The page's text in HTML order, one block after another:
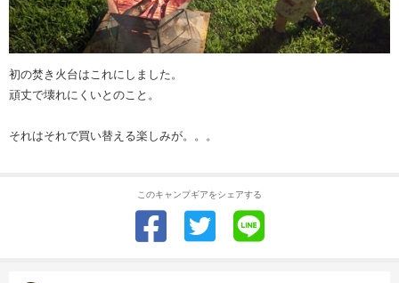
初の焚き火台はこれにしました。
頑丈で壊れにくいとのこと。
それはそれで買い替える楽しみが。。。
このキャンプギアをシェアする